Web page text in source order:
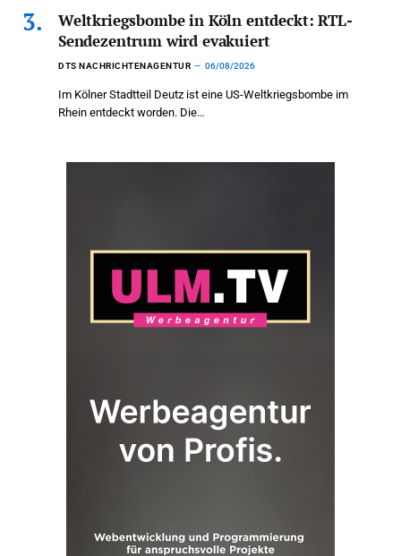
Weltkriegsbombe in Köln entdeckt: RTL-
Sendezentrum wird evakuiert
DTS NACHRICHTENAGENTUR 06/08/2026
Im Kölner Stadtteil Deutz ist eine US-Weltkriegsbombe im
Rhein entdeckt worden. Die…